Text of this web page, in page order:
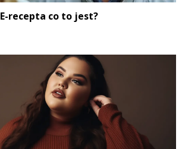
E-recepta co to jest?